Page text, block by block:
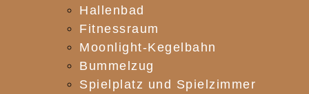
Hallenbad
Fitnessraum
Moonlight-Kegelbahn
Bummelzug
Spielplatz und Spielzimmer